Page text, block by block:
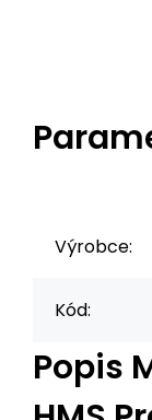
Výrobce:
Kód:
Popis